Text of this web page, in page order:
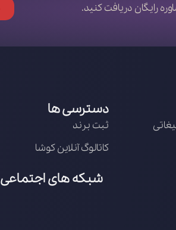
رایگان دریافت کنید.
دسترسی ها
ثبت برند
کاتالوگ آنلاین کوشا
شبکه های اجتماعی